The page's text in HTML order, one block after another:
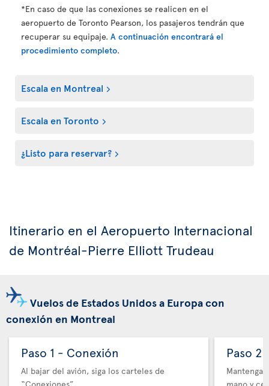
*En caso de que las conexiones se realicen en el
aeropuerto de Toronto Pearson, los pasajeros tendrán que
recuperar su equipaje. A continuación encontrará el
procedimiento completo.
Escala en Montreal
Escala en Toronto
¿Listo para reservar?
Itinerario en el Aeropuerto Internacional
de Montréal-Pierre Elliott Trudeau
Vuelos de Estados Unidos a Europa con
conexión en Montreal
Paso 1 - Conexión
Al bajar del avión, siga los carteles de
Paso 2
Mantenga